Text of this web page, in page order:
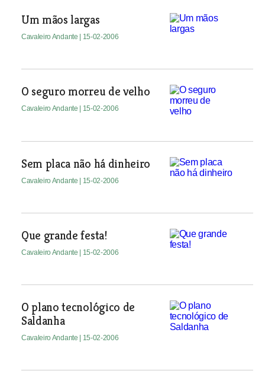
Um mãos largas
Cavaleiro Andante | 15-02-2006
O seguro morreu de velho
Cavaleiro Andante | 15-02-2006
Sem placa não há dinheiro
Cavaleiro Andante | 15-02-2006
Que grande festa!
Cavaleiro Andante | 15-02-2006
O plano tecnológico de
Saldanha
Cavaleiro Andante | 15-02-2006